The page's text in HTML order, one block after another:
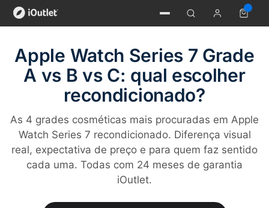
Apple Watch Series 7 Grade
A vs B vs C: qual escolher
recondicionado?
As 4 grades cosméticas mais procuradas em Apple
Watch Series 7 recondicionado. Diferença visual
real, expectativa de preço e para quem faz sentido
cada uma. Todas com 24 meses de garantia
iOutlet.